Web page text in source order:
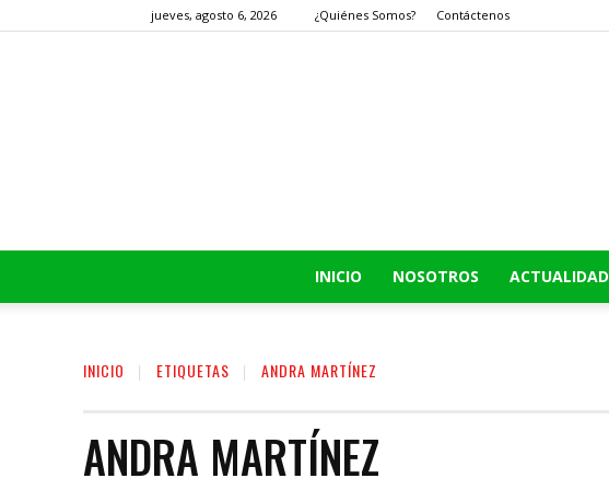
jueves, agosto 6, 2026 ¿Quiénes Somos? Contáctenos
INICIO NOSOTROS ACTUALIDAD
INICIO ETIQUETAS ANDRA MARTÍNEZ
ANDRA MARTÍNEZ